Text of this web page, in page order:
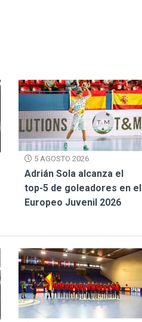
5 AGOSTO 2026
Adrián Sola alcanza el
top-5 de goleadores en el
Europeo Juvenil 2026